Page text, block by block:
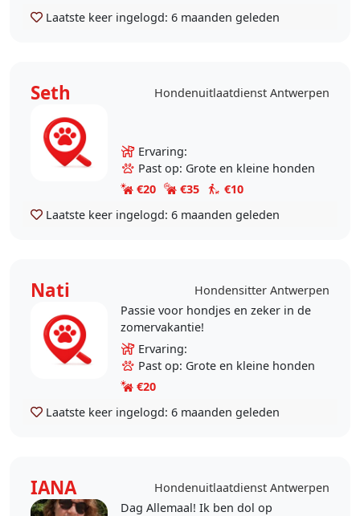
Laatste keer ingelogd: 6 maanden geleden
Seth Hondenuitlaatdienst Antwerpen
Ervaring:
Past op: Grote en kleine honden
€20
€35
€10
Laatste keer ingelogd: 6 maanden geleden
Nati
Hondensitter Antwerpen
Passie voor hondjes en zeker in de
zomervakantie!
Ervaring:
Past op: Grote en kleine honden
€20
Laatste keer ingelogd: 6 maanden geleden
IANA
Hondenuitlaatdienst Antwerpen
Dag Allemaal! Ik ben dol op